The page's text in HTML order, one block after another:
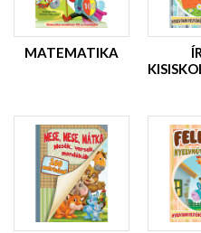
MATEMATIKA